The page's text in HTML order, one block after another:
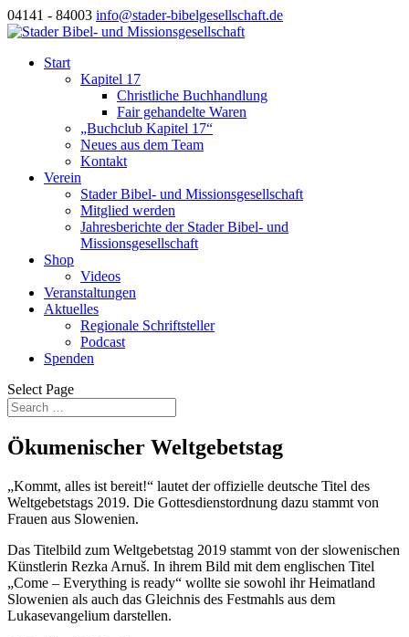
04141 - 84003 info@stader-bibelgesellschaft.de
Start
Kapitel 17
Christliche Buchhandlung
Fair gehandelte Waren
„Buchclub Kapitel 17“
Neues aus dem Team
Kontakt
Verein
Stader Bibel- und Missionsgesellschaft
Mitglied werden
Jahresberichte der Stader Bibel- und
Missionsgesellschaft
Shop
Videos
Veranstaltungen
Aktuelles
Regionale Schriftsteller
Podcast
Spenden
Select Page
Ökumenischer Weltgebetstag
„Kommt, alles ist bereit!“ lautet der offizielle deutsche Titel des
Weltgebetstags 2019. Die Gottesdienstordnung dazu stammt von
Frauen aus Slowenien.
Das Titelbild zum Weltgebetstag 2019 stammt von der slowenischen
Künstlerin Rezka Arnuš. In ihrem Bild mit dem englischen Titel
„Come – Everything is ready“ wollte sie sowohl ihr Heimatland
Slowenien als auch das Gleichnis des Festmahls aus dem
Lukasevangelium darstellen.